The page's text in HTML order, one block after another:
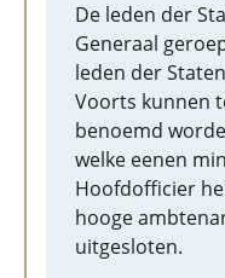
De leden der
Generaal
leden der
Voorts kunnen
benoemd
welke eenen
Hoofdofficier
hooge
uitgesloten.